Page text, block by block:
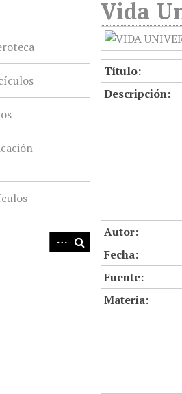
Vida
Título:
Descripción:
Autor:
Fecha:
Fuente:
Materia: